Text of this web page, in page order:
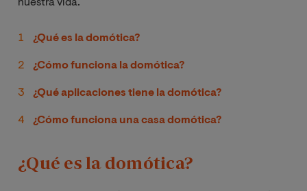
nuestra vida.
¿Qué es la domótica?
¿Cómo funciona la domótica?
¿Qué aplicaciones tiene la domótica?
¿Cómo funciona una casa domótica?
¿Qué es la domótica?